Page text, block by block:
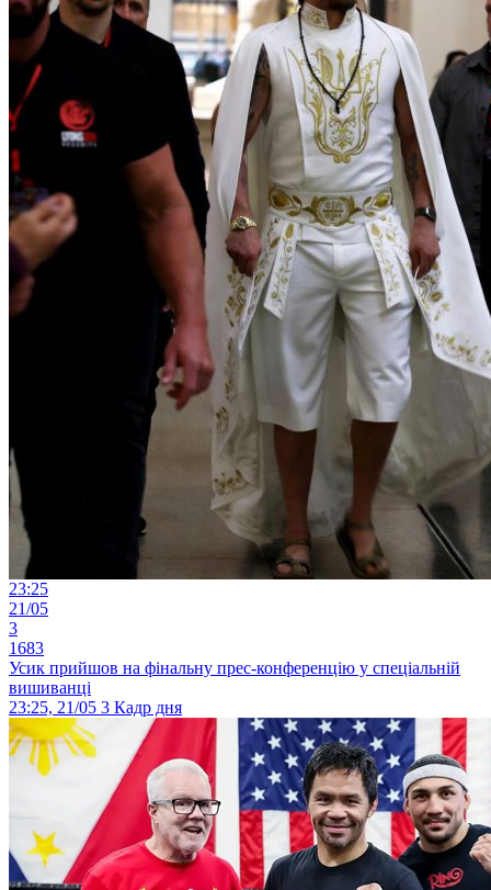
23:25
21/05
3
1683
Усик прийшов на фінальну прес-конференцію у спеціальній
вишиванці
23:25, 21/05 3 Кадр дня